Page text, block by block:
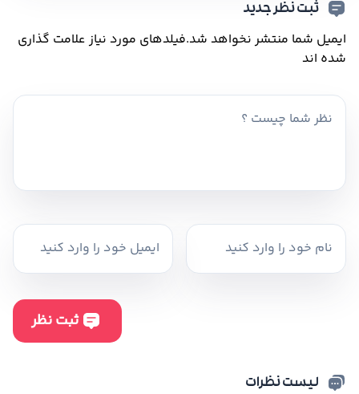
ثبت نظر جدید
ایمیل شما منتشر نخواهد شد.فیلدهای مورد نیاز علامت گذاری
شده اند
لیست نظرات